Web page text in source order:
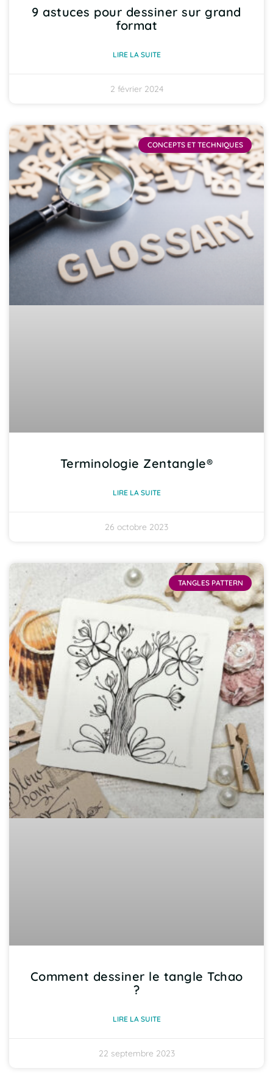
9 astuces pour dessiner sur grand
format
LIRE LA SUITE
2 février 2024
CONCEPTS ET TECHNIQUES
Terminologie Zentangle®
LIRE LA SUITE
26 octobre 2023
TANGLES PATTERN
Comment dessiner le tangle Tchao
?
LIRE LA SUITE
22 septembre 2023